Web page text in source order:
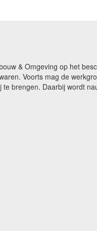
& Omgeving op het
Voorts mag de
brengen. Daarbij wordt